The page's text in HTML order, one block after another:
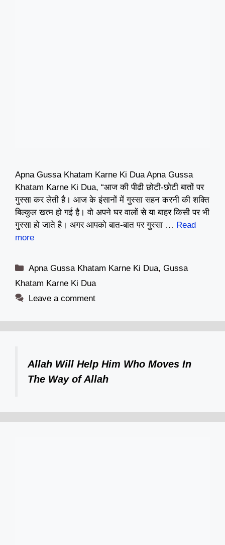
Apna Gussa Khatam Karne Ki Dua Apna Gussa
Khatam Karne Ki Dua, “आज की पीढी छोटी-छोटी बातों पर
गुस्सा कर लेती है। आज के इंसानों में गुस्सा सहन करनी की शक्ति
बिल्कुल खत्म हो गई है। वो अपने घर वालों से या बाहर किसी पर भी
गुस्सा हो जाते है। अगर आपको बात-बात पर गुस्सा … Read
more
Categories
Apna Gussa Khatam Karne Ki Dua,Gussa
Khatam Karne Ki Dua
Leave a comment
Allah Will Help Him Who Moves In
The Way of Allah